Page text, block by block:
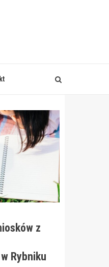
z
Rybniku